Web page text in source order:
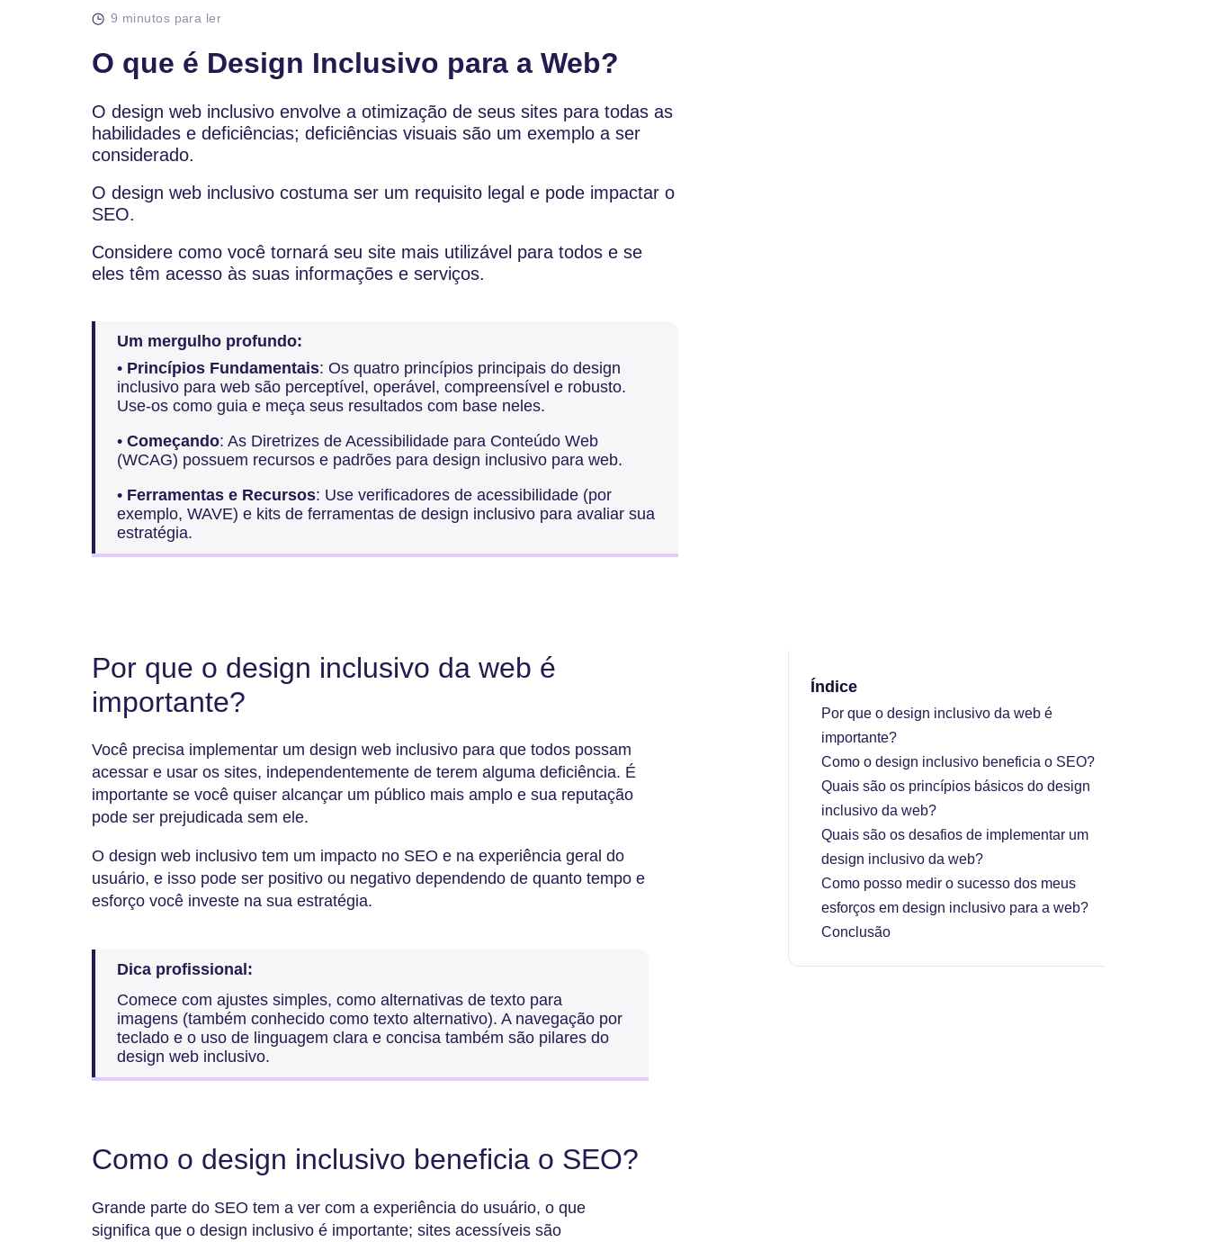
9 minutos para ler
O que é Design Inclusivo para a Web?
O design web inclusivo envolve a otimização de seus sites para todas as
habilidades e deficiências; deficiências visuais são um exemplo a ser
considerado.
O design web inclusivo costuma ser um requisito legal e pode impactar o
SEO.
Considere como você tornará seu site mais utilizável para todos e se
eles têm acesso às suas informações e serviços.
Um mergulho profundo:
• Princípios Fundamentais: Os quatro princípios principais do design
inclusivo para web são perceptível, operável, compreensível e robusto.
Use-os como guia e meça seus resultados com base neles.
• Começando: As Diretrizes de Acessibilidade para Conteúdo Web
(WCAG) possuem recursos e padrões para design inclusivo para web.
• Ferramentas e Recursos: Use verificadores de acessibilidade (por
exemplo, WAVE) e kits de ferramentas de design inclusivo para avaliar sua
estratégia.
Por que o design inclusivo da web é
importante?
Você precisa implementar um design web inclusivo para que todos possam
acessar e usar os sites, independentemente de terem alguma deficiência. É
importante se você quiser alcançar um público mais amplo e sua reputação
pode ser prejudicada sem ele.
O design web inclusivo tem um impacto no SEO e na experiência geral do
usuário, e isso pode ser positivo ou negativo dependendo de quanto tempo e
esforço você investe na sua estratégia.
Dica profissional:
Comece com ajustes simples, como alternativas de texto para
imagens (também conhecido como texto alternativo). A navegação por
teclado e o uso de linguagem clara e concisa também são pilares do
design web inclusivo.
Como o design inclusivo beneficia o SEO?
Grande parte do SEO tem a ver com a experiência do usuário, o que
significa que o design inclusivo é importante; sites acessíveis são
Índice
Por que o design inclusivo da web é
importante?
Como o design inclusivo beneficia o SEO?
Quais são os princípios básicos do design
inclusivo da web?
Quais são os desafios de implementar um
design inclusivo da web?
Como posso medir o sucesso dos meus
esforços em design inclusivo para a web?
Conclusão